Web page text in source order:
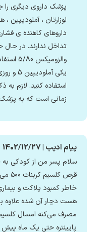
پزشک داروی دیگری را
لوزارتان ، آملودیپین ،
داروهای کاهنده ی
تداخل ندارند. در حال
استفاده کنید. لازم به
زمانی است که به
پیام ادیب | 1402/12/27
سلام پسر من از کودکی
قرص
هست دچار آن شده علاوه بر
مصرف می‌کنه امسال
پایینتره حتی یک ماه پیش